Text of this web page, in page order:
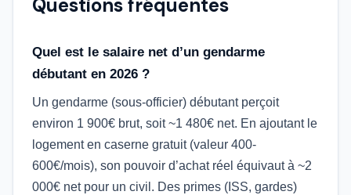
Questions fréquentes
Quel est le salaire net d’un gendarme
débutant en 2026 ?
Un gendarme (sous-officier) débutant perçoit
environ 1 900€ brut, soit ~1 480€ net. En ajoutant le
logement en caserne gratuit (valeur 400-
600€/mois), son pouvoir d’achat réel équivaut à ~2
000€ net pour un civil. Des primes (ISS, gardes)